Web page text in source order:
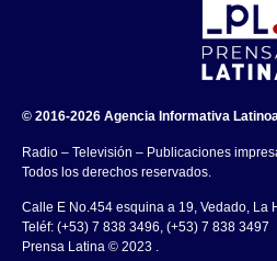
© 2016-2026 Agencia Informativa
Radio – Televisión – Publicaciones
Todos los derechos reservados.
Calle E No.454 esquina a 19, Vedado, La
Teléf: (+53) 7 838 3496, (+53) 7 838 3497
Prensa Latina © 2023 .